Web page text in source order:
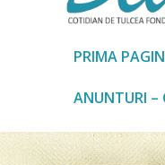
PRIMA
ANUNTURI –